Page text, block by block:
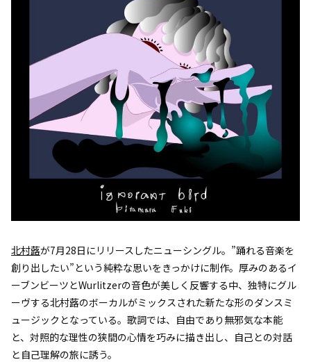
北村蕗が7月28日にリリースしたニューシングル。”踊れる音楽を
創り出したい”という純粋な思いをきっかけに制作。厚みのあるイ
ーブンビーツとWurlitzerの音色が美しく反響する中、独特にグル
ーヴする北村蕗のボーカルがミックスされた新たな形のダンスミ
ュージックとなっている。歌詞では、自由であり無邪気な本能
と、対照的な理性の狭間の心情を巧みに描き出し、自己との対話
と自己理解の旅に誘う。